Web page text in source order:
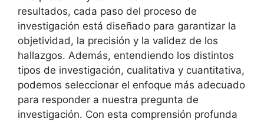
resultados, cada paso del proceso de
investigación está diseñado para garantizar la
objetividad, la precisión y la validez de los
hallazgos. Además, entendiendo los distintos
tipos de investigación, cualitativa y cuantitativa,
podemos seleccionar el enfoque más adecuado
para responder a nuestra pregunta de
investigación. Con esta comprensión profunda